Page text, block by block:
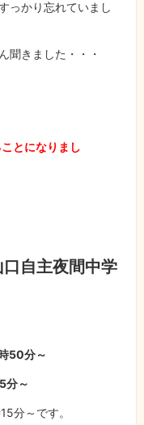
っかり忘れていまし
聞きました・・・
とになりまし
口自主夜間中学
50分～
分～
分～です。